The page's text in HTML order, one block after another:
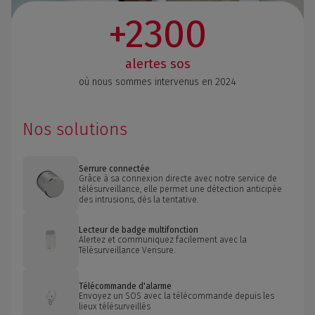
+2300
alertes sos
où nous sommes intervenus en 2024
Nos solutions
Serrure connectée
Grâce à sa connexion directe avec notre service de
télésurveillance, elle permet une détection anticipée
des intrusions, dès la tentative.
Lecteur de badge multifonction
Alertez et communiquez facilement avec la
Télésurveillance Verisure.
Télécommande d'alarme
Envoyez un SOS avec la télécommande depuis les
lieux télésurveillés